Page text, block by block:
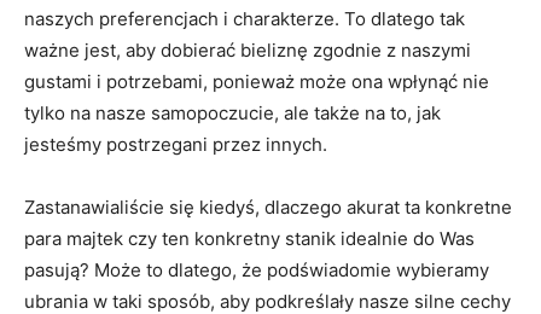
naszych preferencjach⁤ i charakterze.​ To ‍dlatego tak
ważne jest, aby dobierać bieliznę zgodnie​ z naszymi⁣
gustami⁤ i potrzebami, ‍ponieważ może ⁤ona⁤ wpłynąć nie
tylko na nasze⁤ samopoczucie, ale także na to, jak
jesteśmy postrzegani przez innych.
Zastanawialiście się kiedyś, dlaczego ‍akurat⁣ ta⁢ konkretne
para majtek ‌czy ten konkretny stanik idealnie do Was
pasują?​ Może to dlatego,‌ że podświadomie wybieramy
ubrania w taki sposób, aby⁣ podkreślały nasze silne cechy